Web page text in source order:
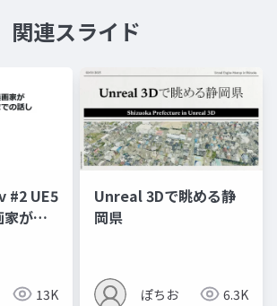
関連スライド
#2 UE5
家が
13K
Unreal 3Dで眺める静
岡県
ぽちお 6.3K